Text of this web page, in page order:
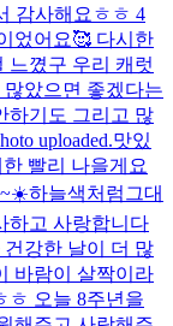
감사해요ㅎㅎ 4
었어요🥰 다시한
느꼈구 우리 캐럿
았으면 좋겠다는
하기도 그리고 많
uploaded.맛있
빨리 나을게요
~☀️하늘색처럼그대
하고 사랑합니다
강한 날이 더 많
바람이 살짝이라
ㅎ 오늘 8주년을